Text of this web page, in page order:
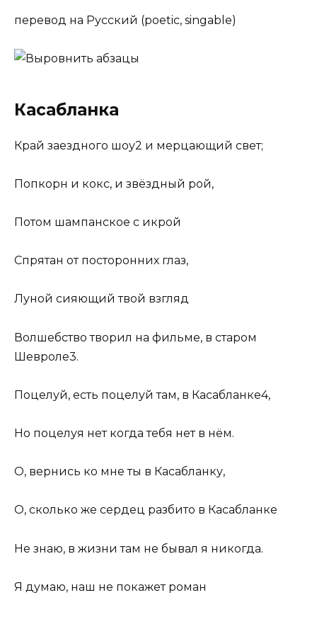
перевод на Русский (poetic, singable)
Касабланка
Край заездного шоу2 и мерцающий свет;
Попкорн и кокс, и звёздный рой,
Потом шампанское с икрой
Спрятан от посторонних глаз,
Луной сияющий твой взгляд
Волшебство творил на фильме, в старом
Шевроле3.
Поцелуй, есть поцелуй там, в Касабланке4,
Но поцелуя нет когда тебя нет в нём.
О, вернись ко мне ты в Касабланку,
О, сколько же сердец разбито в Касабланке
Не знаю, в жизни там не бывал я никогда.
Я думаю, наш не покажет роман